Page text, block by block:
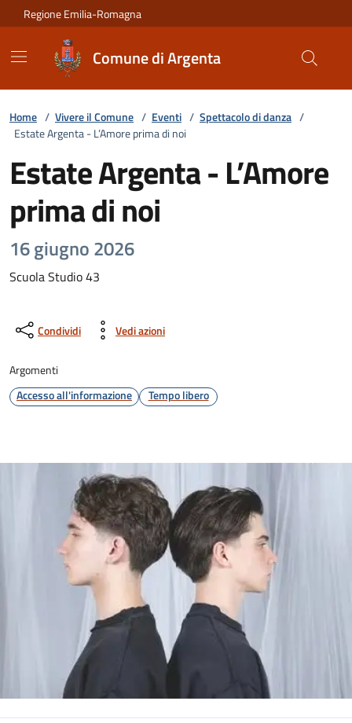
Vai ai contenuti
Vai al footer
Regione Emilia-Romagna
Comune di Argenta
Home / Vivere il Comune / Eventi / Spettacolo di danza /
Estate Argenta - L’Amore prima di noi
Estate Argenta - L’Amore
prima di noi
16 giugno 2026
Scuola Studio 43
Condividi Vedi azioni
Argomenti
Accesso all'informazione
Tempo libero